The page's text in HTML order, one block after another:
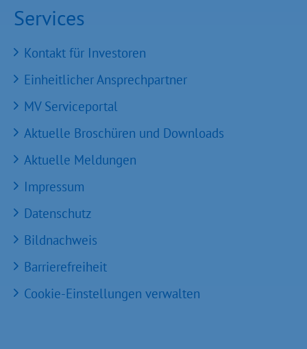
Services
Kontakt für Investoren
Einheitlicher Ansprechpartner
MV Serviceportal
Aktuelle Broschüren und Downloads
Aktuelle Meldungen
Impressum
Datenschutz
Bildnachweis
Barrierefreiheit
Cookie-Einstellungen verwalten